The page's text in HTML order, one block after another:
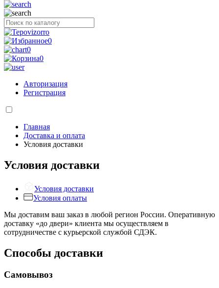
0
0
0
Авторизация
Регистрация
Главная
Доставка и оплата
Условия доставки
Условия доставки
Условия доставки
Условия оплаты
Мы доставим ваш заказ в любой регион России. Оперативную
доставку «до двери» клиента мы осуществляем в
сотрудничестве с курьерской службой СДЭК.
Способы доставки
Самовывоз